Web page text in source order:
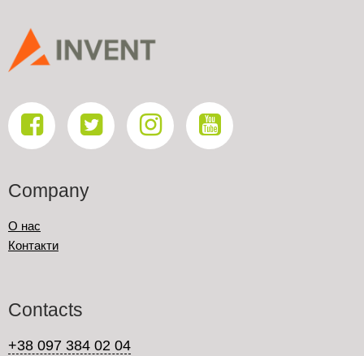
Company
О нас
Контакти
Contacts
+38 097 384 02 04